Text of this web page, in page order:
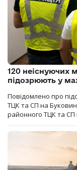
120 неіснуючих
підозрюють у
Повідомлено про
ТЦК та СП на
районного ТЦК та СП